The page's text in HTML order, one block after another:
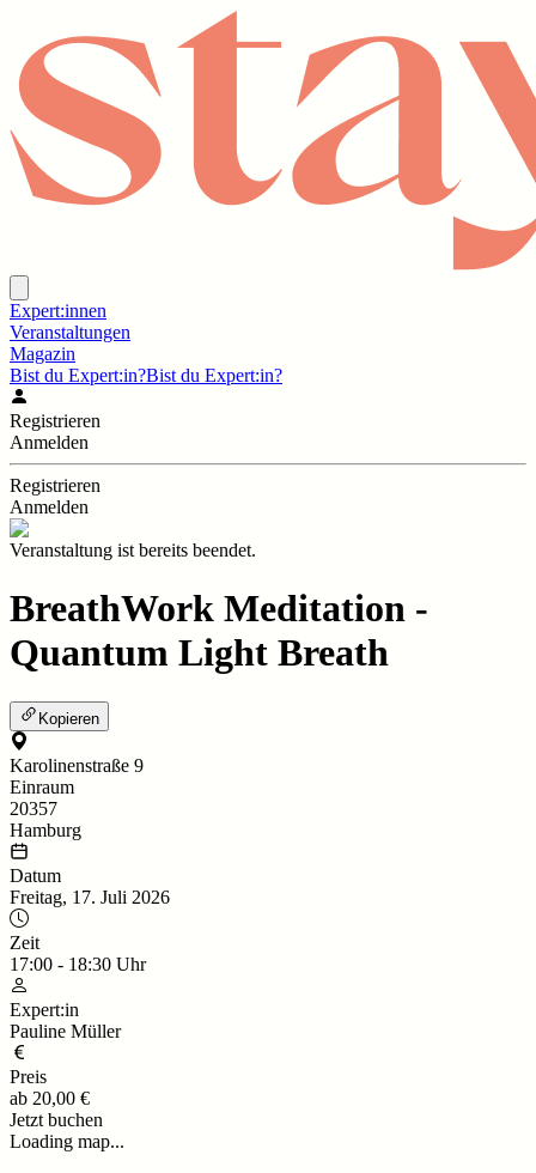
Expert:innen
Veranstaltungen
Magazin
Bist du Expert:in?Bist du Expert:in?
Registrieren
Anmelden
Registrieren
Anmelden
Veranstaltung ist bereits beendet.
BreathWork Meditation -
Quantum Light Breath
Kopieren
Karolinenstraße 9
Einraum
20357
Hamburg
Datum
Freitag, 17. Juli 2026
Zeit
17:00 - 18:30 Uhr
Expert:in
Pauline Müller
Preis
ab 20,00 €
Jetzt buchen
Loading map...